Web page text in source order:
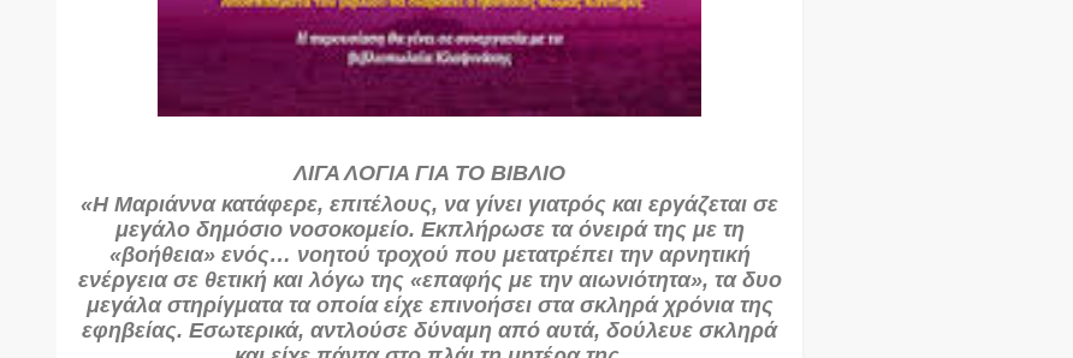
ΛΙΓΑ ΛΟΓΙΑ ΓΙΑ ΤΟ ΒΙΒΛΙΟ
«Η Μαριάννα κατάφερε, επιτέλους, να γίνει γιατρός και εργάζεται σε
μεγάλο δημόσιο νοσοκομείο. Εκπλήρωσε τα όνειρά της με τη
«βοήθεια» ενός… νοητού τροχού που μετατρέπει την αρνητική
ενέργεια σε θετική και λόγω της «επαφής με την αιωνιότητα», τα δυο
μεγάλα στηρίγματα τα οποία είχε επινοήσει στα σκληρά χρόνια της
εφηβείας. Εσωτερικά, αντλούσε δύναμη από αυτά, δούλευε σκληρά